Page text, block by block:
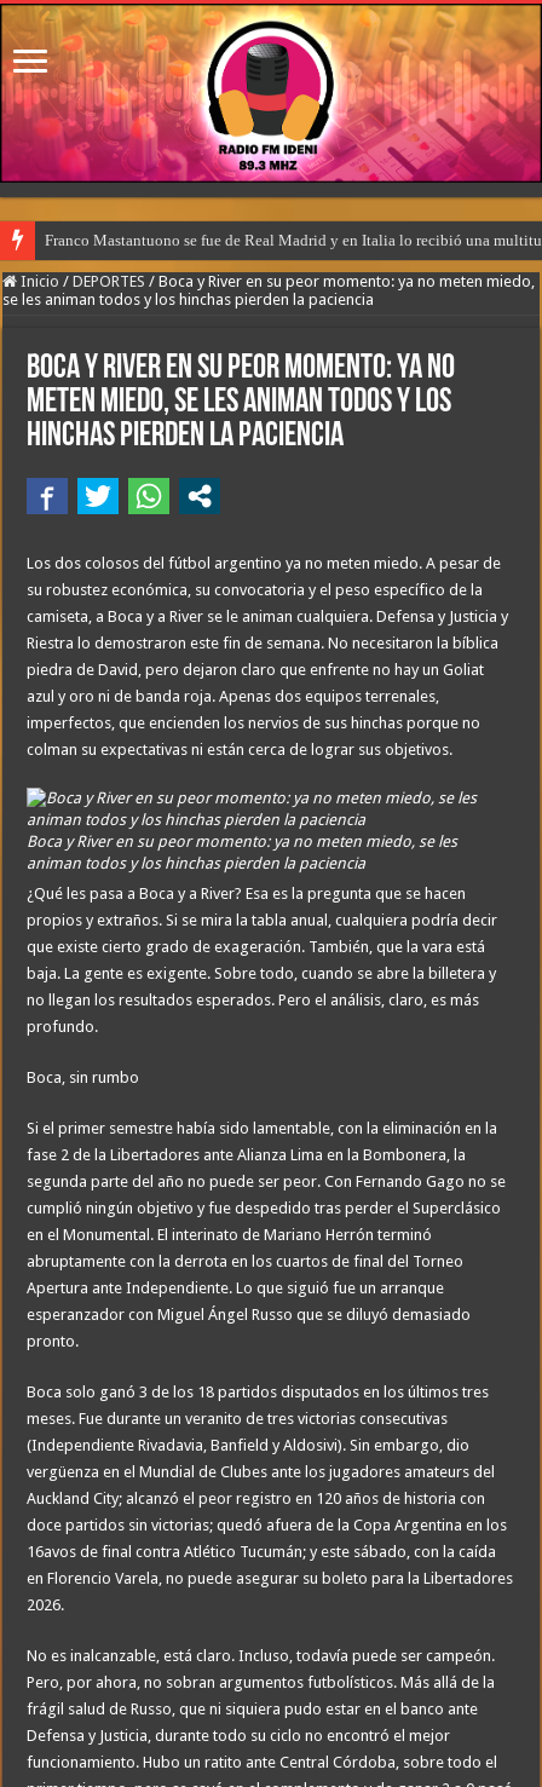
Franco Mastantuono se fue de Real Madrid y en Italia lo recibió una
Inicio / DEPORTES / Boca y River en su peor momento: ya no meten miedo,
se les animan todos y los hinchas pierden la paciencia
Boca y River en su peor momento: ya no
meten miedo, se les animan todos y los
hinchas pierden la paciencia
Los dos colosos del fútbol argentino ya no meten miedo. A pesar de
su robustez económica, su convocatoria y el peso específico de la
camiseta, a Boca y a River se le animan cualquiera. Defensa y Justicia y
Riestra lo demostraron este fin de semana. No necesitaron la bíblica
piedra de David, pero dejaron claro que enfrente no hay un Goliat
azul y oro ni de banda roja. Apenas dos equipos terrenales,
imperfectos, que encienden los nervios de sus hinchas porque no
colman su expectativas ni están cerca de lograr sus objetivos.
Boca y River en su peor momento: ya no meten miedo, se les
animan todos y los hinchas pierden la paciencia
¿Qué les pasa a Boca y a River? Esa es la pregunta que se hacen
propios y extraños. Si se mira la tabla anual, cualquiera podría decir
que existe cierto grado de exageración. También, que la vara está
baja. La gente es exigente. Sobre todo, cuando se abre la billetera y
no llegan los resultados esperados. Pero el análisis, claro, es más
profundo.
Boca, sin rumbo
Si el primer semestre había sido lamentable, con la eliminación en la
fase 2 de la Libertadores ante Alianza Lima en la Bombonera, la
segunda parte del año no puede ser peor. Con Fernando Gago no se
cumplió ningún objetivo y fue despedido tras perder el Superclásico
en el Monumental. El interinato de Mariano Herrón terminó
abruptamente con la derrota en los cuartos de final del Torneo
Apertura ante Independiente. Lo que siguió fue un arranque
esperanzador con Miguel Ángel Russo que se diluyó demasiado
pronto.
Boca solo ganó 3 de los 18 partidos disputados en los últimos tres
meses. Fue durante un veranito de tres victorias consecutivas
(Independiente Rivadavia, Banfield y Aldosivi). Sin embargo, dio
vergüenza en el Mundial de Clubes ante los jugadores amateurs del
Auckland City; alcanzó el peor registro en 120 años de historia con
doce partidos sin victorias; quedó afuera de la Copa Argentina en los
16avos de final contra Atlético Tucumán; y este sábado, con la caída
en Florencio Varela, no puede asegurar su boleto para la Libertadores
2026.
No es inalcanzable, está claro. Incluso, todavía puede ser campeón.
Pero, por ahora, no sobran argumentos futbolísticos. Más allá de la
frágil salud de Russo, que ni siquiera pudo estar en el banco ante
Defensa y Justicia, durante todo su ciclo no encontró el mejor
funcionamiento. Hubo un ratito ante Central Córdoba, sobre todo el